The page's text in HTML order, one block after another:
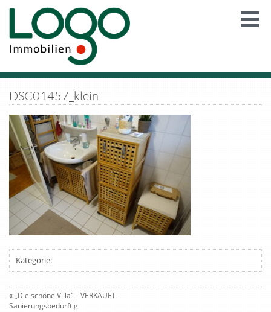
DSC01457_klein
Kategorie:
«„Die schöne Villa“ – VERKAUFT –
Sanierungsbedürftig